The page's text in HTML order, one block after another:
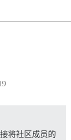
将社区成员的